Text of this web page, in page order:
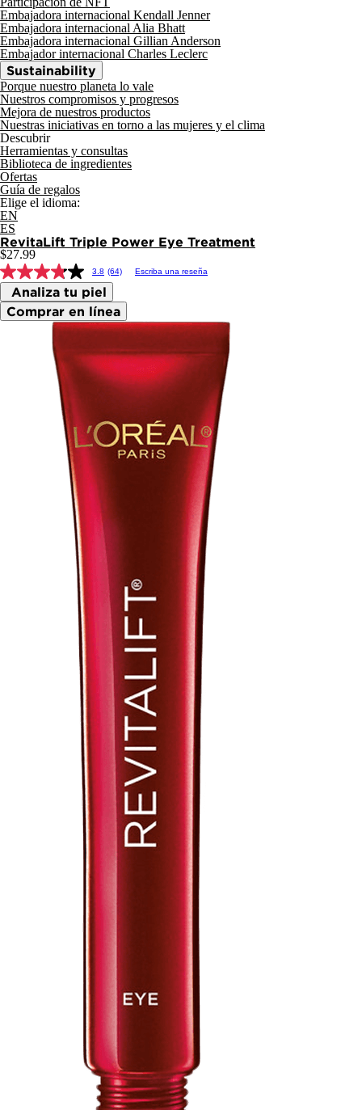
Embajadora internacional Kendall Jenner
Embajadora internacional Alia Bhatt
Embajadora internacional Gillian Anderson
Embajador internacional Charles Leclerc
Sustainability
Porque nuestro planeta lo vale
Nuestros compromisos y progresos
Mejora de nuestros productos
Nuestras iniciativas en torno a las mujeres y el clima
Descubrir
Herramientas y consultas
Biblioteca de ingredientes
Ofertas
Guía de regalos
Elige el idioma:
EN
ES
RevitaLift Triple Power Eye Treatment
$27.99
3.8 (64) Escriba una reseña
Analiza tu piel
Comprar en línea